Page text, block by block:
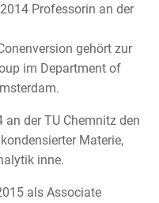
Professorin an der
gehört zur
im Department of
der TU Chemnitz den
Materie,
inne.
als Associate